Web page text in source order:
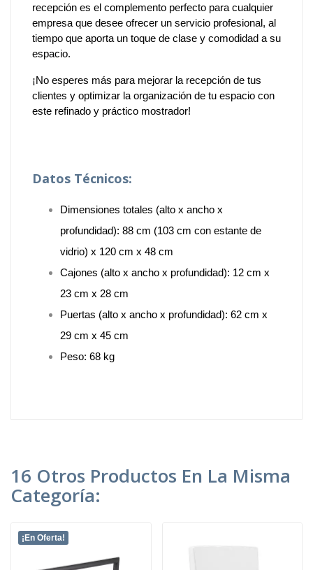
recepción es el complemento perfecto para cualquier
empresa que desee ofrecer un servicio profesional, al
tiempo que aporta un toque de clase y comodidad a su
espacio.
¡No esperes más para mejorar la recepción de tus
clientes y optimizar la organización de tu espacio con
este refinado y práctico mostrador!
Datos Técnicos:
Dimensiones totales (alto x ancho x
profundidad): 88 cm (103 cm con estante de
vidrio) x 120 cm x 48 cm
Cajones (alto x ancho x profundidad): 12 cm x
23 cm x 28 cm
Puertas (alto x ancho x profundidad): 62 cm x
29 cm x 45 cm
Peso: 68 kg
16 Otros Productos En La Misma
Categoría:
¡En Oferta!